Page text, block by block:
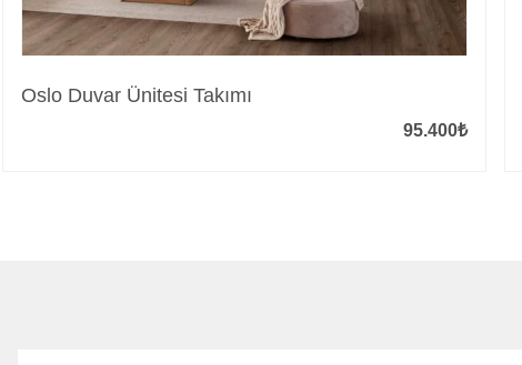
Oslo Duvar Ünitesi Takımı
95.400₺